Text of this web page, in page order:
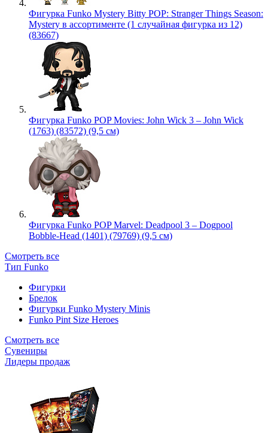
Фигурка Funko Mystery Bitty POP: Stranger Things Season:
Mystery в ассортименте (1 случайная фигурка из 12)
(83667)
Фигурка Funko POP Movies: John Wick 3 – John Wick
(1763) (83572) (9,5 см)
Фигурка Funko POP Marvel: Deadpool 3 – Dogpool
Bobble-Head (1401) (79769) (9,5 см)
Смотреть все
Тип Funko
Фигурки
Брелок
Фигурки Funko Mystery Minis
Funko Pint Size Heroes
Смотреть все
Сувениры
Лидеры продаж